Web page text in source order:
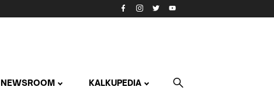
NEWSROOM KALKUPEDIA